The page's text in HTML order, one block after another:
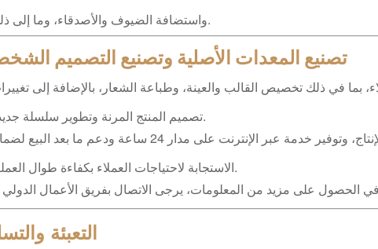
تصنيع المعدات الأصلية وتصنيع التصميم
بما في ذلك تخصيص القالب والعينة، وطباعة الشعار، بالإضافة إلى
تصميم المنتج المرنة وتطوير سلسلة جديدة.
توفير معلومات مفصلة من التصميم إلى الإنتاج، وتوفير خدمة عبر الإنترنت على مدار 24 ساعة ودعم ما بعد
الحصول على مزيد من المعلومات، يرجى الاتصال بفريق الأعمال الدولي
التعبئة